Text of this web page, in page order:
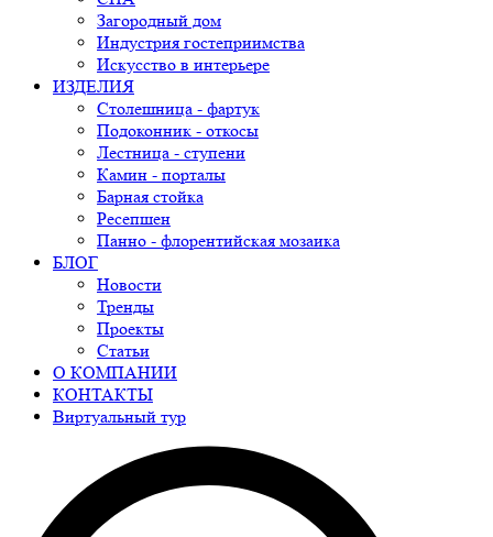
Загородный дом
Индустрия гостеприимства
Искусство в интерьере
ИЗДЕЛИЯ
Столешница - фартук
Подоконник - откосы
Лестница - ступени
Камин - порталы
Барная стойка
Ресепшен
Панно - флорентийская мозаика
БЛОГ
Новости
Тренды
Проекты
Статьи
О КОМПАНИИ
КОНТАКТЫ
Виртуальный тур